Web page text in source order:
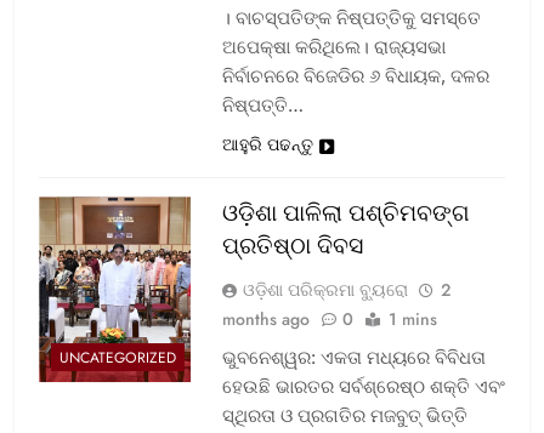
। ବାଚସ୍ପତିଙ୍କ ନିଷ୍ପତ୍ତିକୁ ସମସ୍ତେ
ଅପେକ୍ଷା କରିଥିଲେ। ରାଜ୍ୟସଭା
ନିର୍ବାଚନରେ ବିଜେଡିର ୬ ବିଧାୟକ, ଦଳର
ନିଷ୍ପତ୍ତି…
ଆହୁରି ପଢନ୍ତୁ
UNCATEGORIZED
ଓଡ଼ିଶା ପାଳିଲା ପଶ୍ଚିମବଙ୍ଗ
ପ୍ରତିଷ୍ଠା ଦିବସ
ଓଡ଼ିଶା ପରିକ୍ରମା ବ୍ୟୁରୋ
2
months ago
0 1 mins
ଭୁବନେଶ୍ୱର: ଏକତା ମଧ୍ୟରେ ବିବିଧତା
ହେଉଛି ଭାରତର ସର୍ବଶ୍ରେଷ୍ଠ ଶକ୍ତି ଏବଂ
ସ୍ଥିରତା ଓ ପ୍ରଗତିର ମଜବୁତ୍ ଭିତ୍ତି